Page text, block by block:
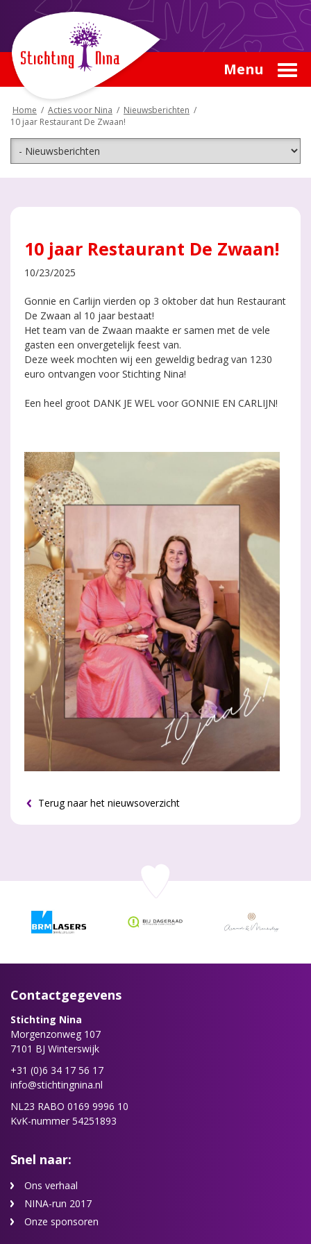
Menu
Home / Acties voor Nina / Nieuwsberichten /
10 jaar Restaurant De Zwaan!
10 jaar Restaurant De Zwaan!
10/23/2025
Gonnie en Carlijn vierden op 3 oktober dat hun Restaurant
De Zwaan al 10 jaar bestaat!
Het team van de Zwaan maakte er samen met de vele
gasten een onvergetelijk feest van.
Deze week mochten wij een geweldig bedrag van 1230
euro ontvangen voor Stichting Nina!
Een heel groot DANK JE WEL voor GONNIE EN CARLIJN!
Terug naar het nieuwsoverzicht
Contactgegevens
Stichting Nina
Morgenzonweg 107
7101 BJ Winterswijk
+31 (0)6 34 17 56 17
info@stichtingnina.nl
NL23 RABO 0169 9996 10
KvK-nummer 54251893
Snel naar:
Ons verhaal
NINA-run 2017
Onze sponsoren